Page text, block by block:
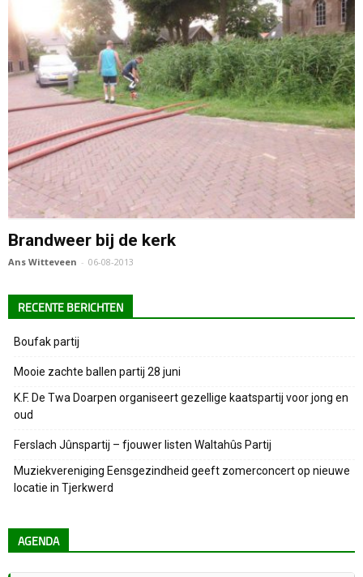
Brandweer bij de kerk
Ans Witteveen - 06-08-2013
RECENTE BERICHTEN
Boufak partij
Mooie zachte ballen partij 28 juni
K.F. De Twa Doarpen organiseert gezellige kaatspartij voor jong en
oud
Ferslach Jûnspartij – fjouwer listen Waltahûs Partij
Muziekvereniging Eensgezindheid geeft zomerconcert op nieuwe
locatie in Tjerkwerd
AGENDA